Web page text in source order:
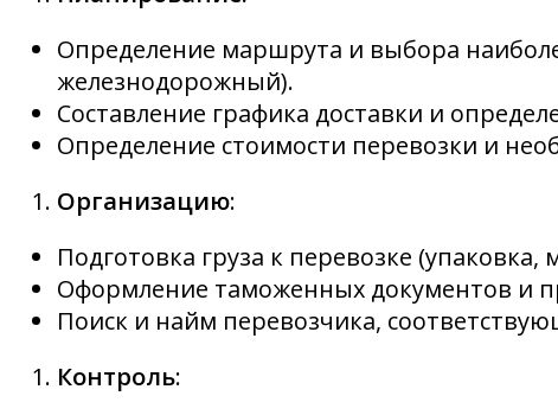
Определение маршрута и выбора
железнодорожный).
Составление графика доставки и
Определение стоимости перевозки и
Организацию:
Подготовка груза к перевозке
Оформление таможенных документов и
Поиск и найм перевозчика,
Контроль: